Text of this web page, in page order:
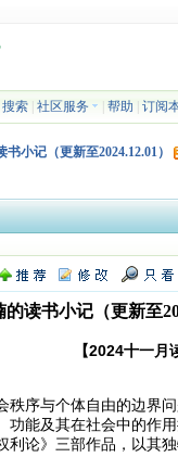
搜索| 社区服务 帮助 订阅
书小记（更新至2024.12.01）
的读书小记（更新至
【2024十一
秩序与个体自由的边界
功能及其在社会中的作
利论》三部作品，以其